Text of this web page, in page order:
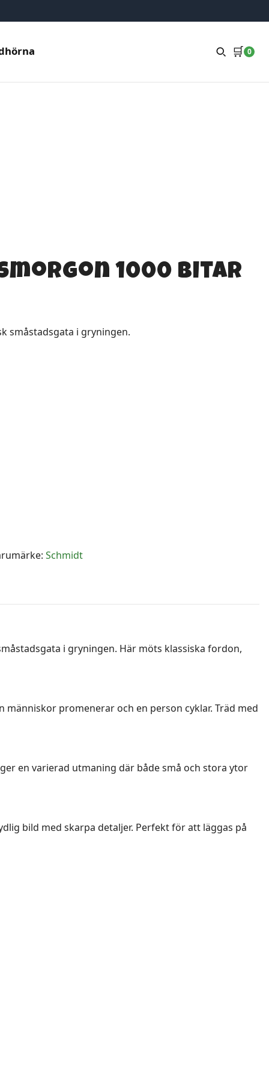
🛒 0
1000 bitar
småstadsgata i gryningen.
Schmidt
i gryningen. Här möts klassiska fordon,
promenerar och en person cyklar. Träd med
en varierad utmaning där både små och stora ytor
bild med skarpa detaljer. Perfekt för att läggas på